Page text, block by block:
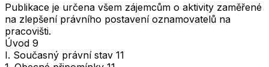
Publikace je určena všem zájemcům o aktivity zaměřené
na zlepšení právního postavení oznamovatelů na
pracovišti.
Úvod 9
I. Současný právní stav 11